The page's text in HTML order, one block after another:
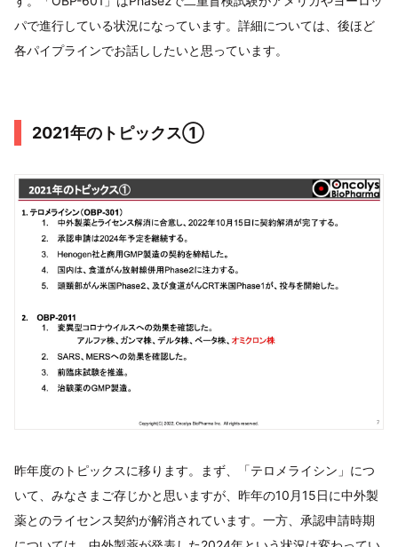
パで進行している状況になっています。詳細については、後ほど
各パイプラインでお話ししたいと思っています。
2021年のトピックス①
昨年度のトピックスに移ります。まず、「テロメライシン」につ
いて、みなさまご存じかと思いますが、昨年の10月15日に中外製
薬とのライセンス契約が解消されています。一方、承認申請時期